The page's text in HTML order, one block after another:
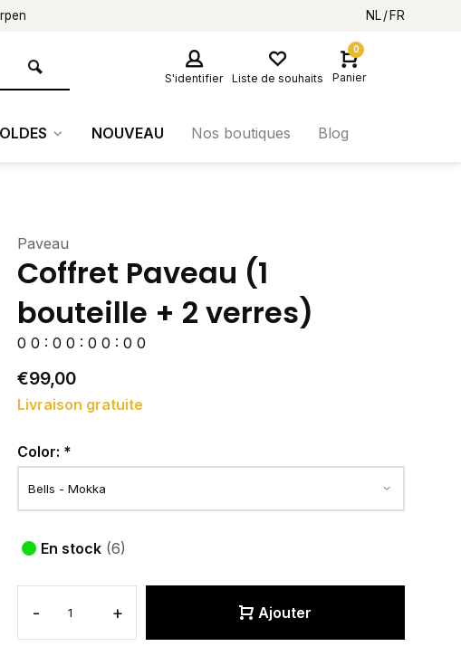
NL FR
S'identifier Liste de souhaits
0
Panier
NOUVEAU Nos boutiques Blog
Paveau
Coffret Paveau (1
bouteille + 2 verres)
0 0 : 0 0 : 0 0 : 0 0
€99,00
Livraison gratuite
Color: *
En stock (6)
- + Ajouter